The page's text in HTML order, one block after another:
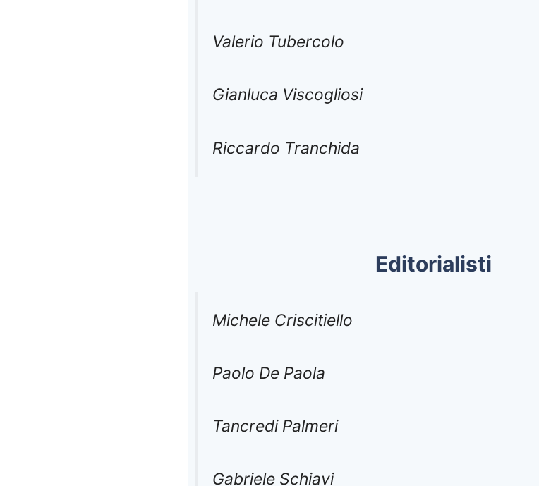
Valerio Tubercolo
Gianluca Viscogliosi
Riccardo Tranchida
Editorialisti
Michele Criscitiello
Paolo De Paola
Tancredi Palmeri
Gabriele Schiavi